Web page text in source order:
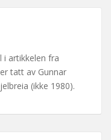
i artikkelen fra
tatt av Gunnar
(ikke 1980).